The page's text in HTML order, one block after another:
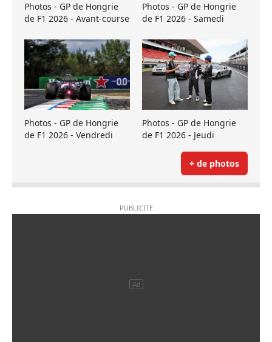
Photos - GP de Hongrie
de F1 2026 - Avant-course
Photos - GP de Hongrie
de F1 2026 - Samedi
Photos - GP de Hongrie
de F1 2026 - Vendredi
Photos - GP de Hongrie
de F1 2026 - Jeudi
+ de photos